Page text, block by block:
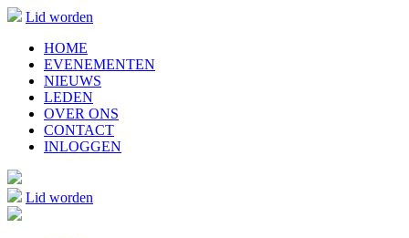
Lid worden
HOME
EVENEMENTEN
NIEUWS
LEDEN
OVER ONS
CONTACT
INLOGGEN
Lid worden